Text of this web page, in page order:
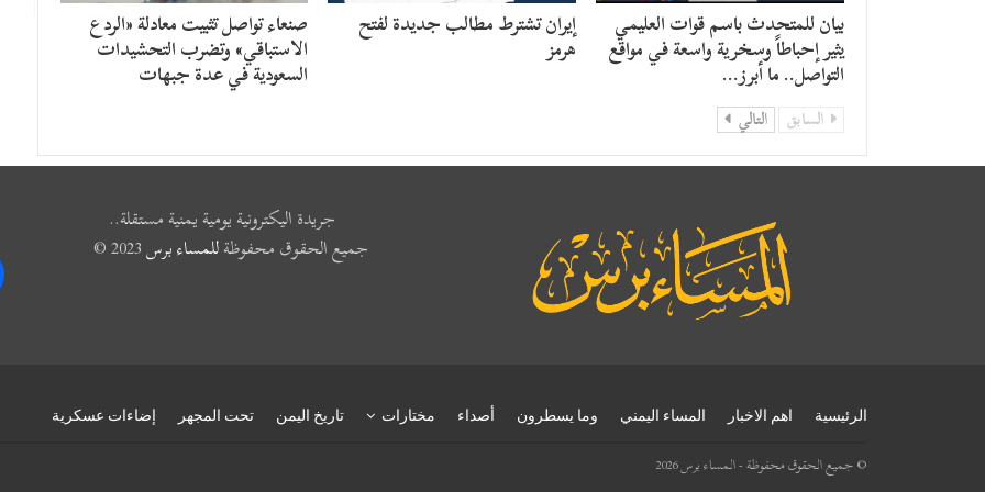
بيان للمتحدث باسم قوات العليمي
يثير إحباطاً وسخرية واسعة في مواقع
التواصل.. ما أبرز…
إيران تشترط مطالب جديدة لفتح
هرمز
صنعاء تواصل تثبيت معادلة «الردع
الاستباقي» وتضرب التحشيدات
السعودية في عدة جبهات
السابق التالي
جريدة اليكترونية يومية يمنية مستقلة..
جميع الحقوق محفوظةللمساء برس
الرئيسية اهم الاخبار المساء اليمني وما يسطرون أصداء مختارات تاريخ اليمن تحت المجهر إضاءات عسكرية
© جميع الحقوق محفوظة - المساء برس 2026